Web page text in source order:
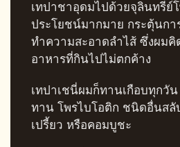
เทปาชาอุดมไปด้วยจุลินทรีย์
ประโยชน์มากมาย กระตุ้นกา
ทำความสะอาดลำไส้ ซึ่งผม
อาหารที่กินไปไม่ตกค้าง
เทปาเชนี่ผมก็ทานเกือบทุกวั
ทาน โพรไบโอติก ชนิดอื่นส
เปรี้ยว หรือคอมบูชะ